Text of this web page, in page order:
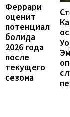
Феррари
оценит
потенциал
болида
2026 года
после
текущего
сезона